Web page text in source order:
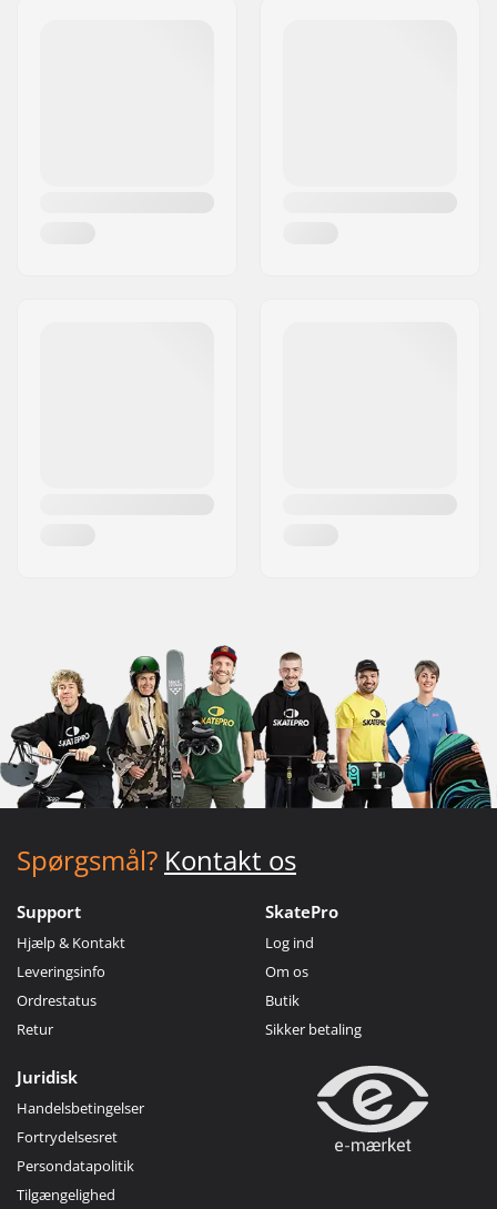
Spørgsmål? Kontakt os
Support
Hjælp & Kontakt
Leveringsinfo
Ordrestatus
Retur
SkatePro
Log ind
Om os
Butik
Sikker betaling
Juridisk
Handelsbetingelser
Fortrydelsesret
Persondatapolitik
Tilgængelighed